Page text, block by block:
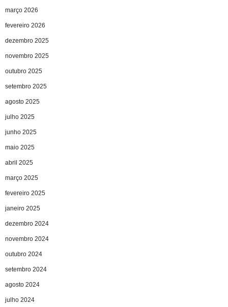
março 2026
fevereiro 2026
dezembro 2025
novembro 2025
outubro 2025
setembro 2025
agosto 2025
julho 2025
junho 2025
maio 2025
abril 2025
março 2025
fevereiro 2025
janeiro 2025
dezembro 2024
novembro 2024
outubro 2024
setembro 2024
agosto 2024
julho 2024